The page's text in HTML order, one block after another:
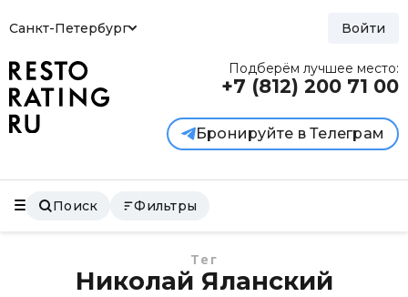
Санкт-Петербург Войти
Подберём лучшее место:
+7 (812) 200 71 00
Бронируйте в Телеграм
Поиск Фильтры
Тег
Николай Яланский